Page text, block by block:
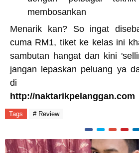
membosankan
Menarik kan? So ingat
cuma RM1, tiket ke kelas ini
sambutan hangat dan kini
jangan lepaskan peluang ya
di
http://naktarikpelanggan.com
Tags # Review